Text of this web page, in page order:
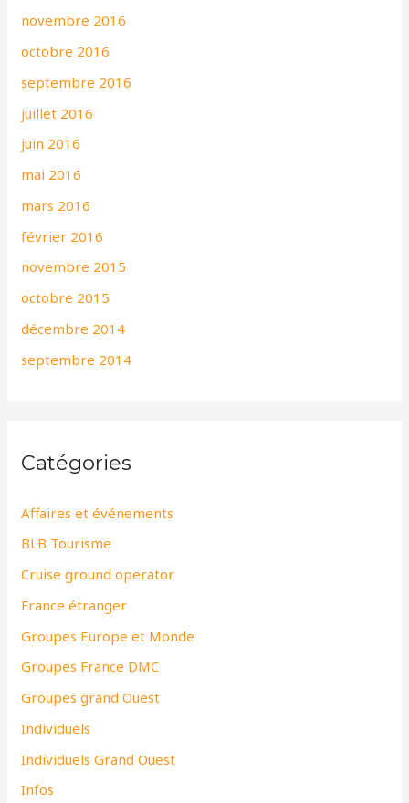
novembre 2016
octobre 2016
septembre 2016
juillet 2016
juin 2016
mai 2016
mars 2016
février 2016
novembre 2015
octobre 2015
décembre 2014
septembre 2014
Catégories
Affaires et événements
BLB Tourisme
Cruise ground operator
France étranger
Groupes Europe et Monde
Groupes France DMC
Groupes grand Ouest
Individuels
Individuels Grand Ouest
Infos